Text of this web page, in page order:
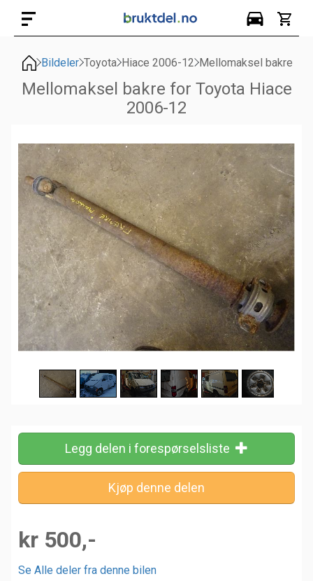
Bildeler Toyota Hiace 2006-12 Mellomaksel bakre
Mellomaksel bakre for Toyota Hiace
2006-12
Legg delen i forespørselsliste
kr 500,-
Se Alle deler fra denne bilen